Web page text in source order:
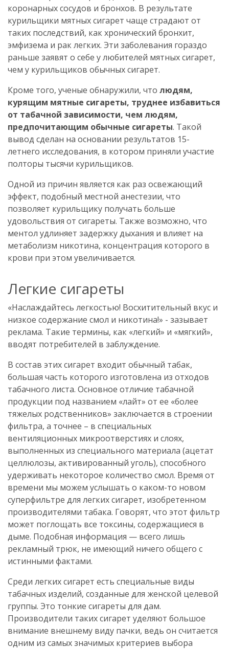
коронарных сосудов и бронхов. В результате
курильщики мятных сигарет чаще страдают от
таких последствий, как хронический бронхит,
эмфизема и рак легких. Эти заболевания гораздо
раньше заявят о себе у любителей мятных сигарет,
чем у курильщиков обычных сигарет.
Кроме того, ученые обнаружили, что людям,
курящим мятные сигареты, труднее избавиться
от табачной зависимости, чем людям,
предпочитающим обычные сигареты. Такой
вывод сделан на основании результатов 15-
летнего исследования, в котором приняли участие
полторы тысячи курильщиков.
Одной из причин является как раз освежающий
эффект, подобный местной анестезии, что
позволяет курильщику получать больше
удовольствия от сигареты. Также возможно, что
ментол удлиняет задержку дыхания и влияет на
метаболизм никотина, концентрация которого в
крови при этом увеличивается.
Легкие сигареты
«Наслаждайтесь легкостью! Восхитительный вкус и
низкое содержание смол и никотина!» - зазывает
реклама. Такие термины, как «легкий» и «мягкий»,
вводят потребителей в заблуждение.
В состав этих сигарет входит обычный табак,
большая часть которого изготовлена из отходов
табачного листа. Основное отличие табачной
продукции под названием «лайт» от ее «более
тяжелых родственников» заключается в строении
фильтра, а точнее – в специальных
вентиляционных микроотверстиях и слоях,
выполненных из специального материала (ацетат
целлюлозы, активированный уголь), способного
удерживать некоторое количество смол. Время от
времени мы можем услышать о каком-то новом
суперфильтре для легких сигарет, изобретенном
производителями табака. Говорят, что этот фильтр
может поглощать все токсины, содержащиеся в
дыме. Подобная информация — всего лишь
рекламный трюк, не имеющий ничего общего с
истинными фактами.
Среди легких сигарет есть специальные виды
табачных изделий, созданные для женской целевой
группы. Это тонкие сигареты для дам.
Производители таких сигарет уделяют большое
внимание внешнему виду пачки, ведь он считается
одним из самых значимых критериев выбора